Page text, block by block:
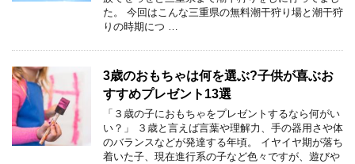
た。 今回はこんな三重県の無料潮干狩り場と潮干狩
りの時期につ …
3歳のおもちゃは何を選ぶ?子供が喜ぶお
すすめプレゼント13選
「３歳の子におもちゃをプレゼントするなら何がい
い？」 ３歳と言えば言葉や理解力、手の器用さや体
のバランスなどが発達する年頃。 イヤイヤ期が落ち
着いた子、現在進行系の子など色々ですが、遊びや